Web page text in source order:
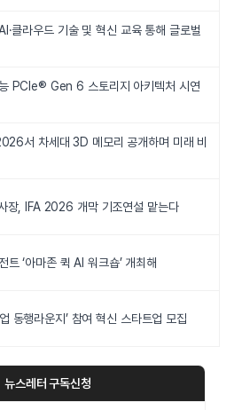
클라우드 기술 및 혁신 교육 통해 글로벌
PCIe® Gen 6 스토리지 아키텍처 시연
서 차세대 3D 메모리 공개하며 미래 비
장, IFA 2026 개막 기조연설 맡는다
트 ‘아마존 퀵 AI 워크숍’ 개최해
동행라운지’ 참여 혁신 스타트업 모집
뉴스레터 구독신청